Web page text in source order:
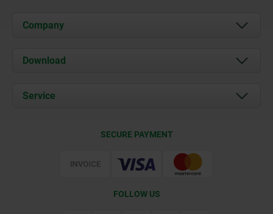
Company
About us
Contact
Download
Documents
Service
SECURE PAYMENT
FOLLOW US